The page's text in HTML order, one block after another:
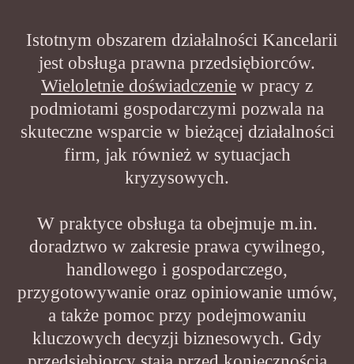
Istotnym obszarem działalności Kancelarii
jest obsługa prawna przedsiębiorców.
Wieloletnie doświadczenie w pracy z
podmiotami gospodarczymi pozwala na
skuteczne wsparcie w bieżącej działalności
firm, jak również w sytuacjach
kryzysowych.
W praktyce obsługa ta obejmuje m.in.
doradztwo w zakresie prawa cywilnego,
handlowego i gospodarczego,
przygotowywanie oraz opiniowanie umów,
a także pomoc przy podejmowaniu
kluczowych decyzji biznesowych. Gdy